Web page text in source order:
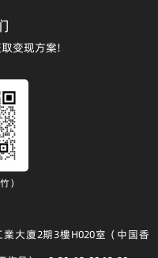
变现方案!
）
大廈2期3樓H020室（中国香